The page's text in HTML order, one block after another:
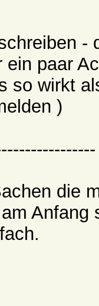
-
ein paar
so wirkt
)
die